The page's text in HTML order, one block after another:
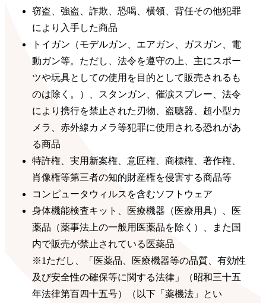
窃盗、強盗、詐欺、恐喝、横領、背任その他犯罪
により入手した商品
トイガン（モデルガン、エアガン、ガスガン、電
動ガン等。ただし、法令を遵守の上、主にスポー
ツや玩具としての使用を目的として販売されるも
のは除く。）、スタンガン、催涙スプレー、法令
により携行を禁止された刃物、盗聴器、超小型カ
メラ、赤外線カメラ等犯罪に使用される恐れがあ
る商品
特許権、実用新案権、意匠権、商標権、著作権、
肖像権等第三者の知的財産権を侵害する商品等
コンピュータウィルスを含むソフトウェア
身体機能検査キット、医療機器（医療用具）、医
薬品（薬事法上の一般用医薬品を除く）、また国
内で販売が禁止されている医薬品
※1ただし、「医薬品、医療機器等の品質、有効性
及び安全性の確保等に関する法律」（昭和三十五
年法律第百四十五号）（以下「薬機法」とい